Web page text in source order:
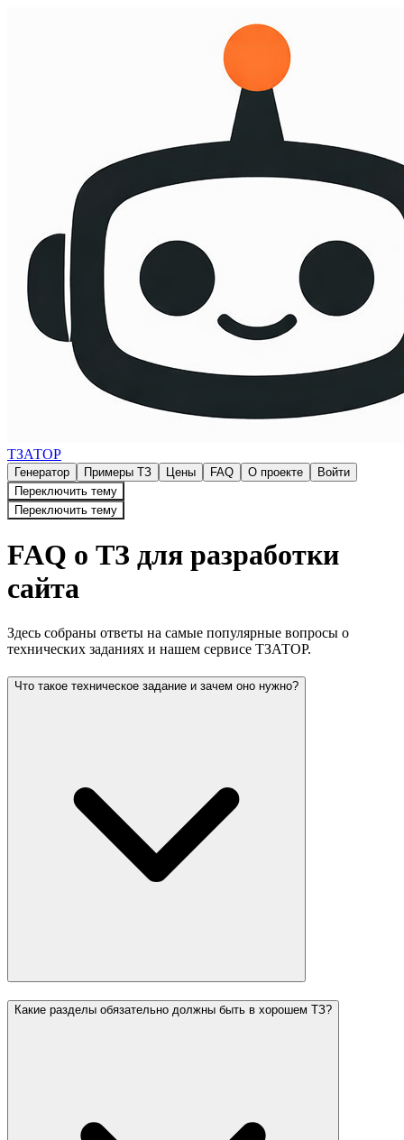
ТЗАТОР
Генератор Примеры ТЗ Цены FAQ О проекте
Войти
Переключить тему
Переключить тему
FAQ о ТЗ для разработки
сайта
Здесь собраны ответы на самые популярные вопросы о
технических заданиях и нашем сервисе ТЗАТОР.
Что такое техническое задание и зачем оно нужно?
Какие разделы обязательно должны быть в хорошем ТЗ?